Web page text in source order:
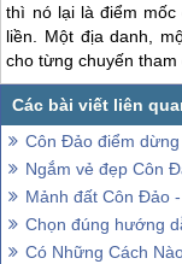
thì nó lại là điểm
liền. Một địa danh,
cho từng chuyến
Côn Đảo điểm
Ngắm vẻ đẹp Côn
Mảnh đất Côn Đảo - lại rộn ràng với
Chọn đúng hướng dẫn viên là
Có Những Cách Nào